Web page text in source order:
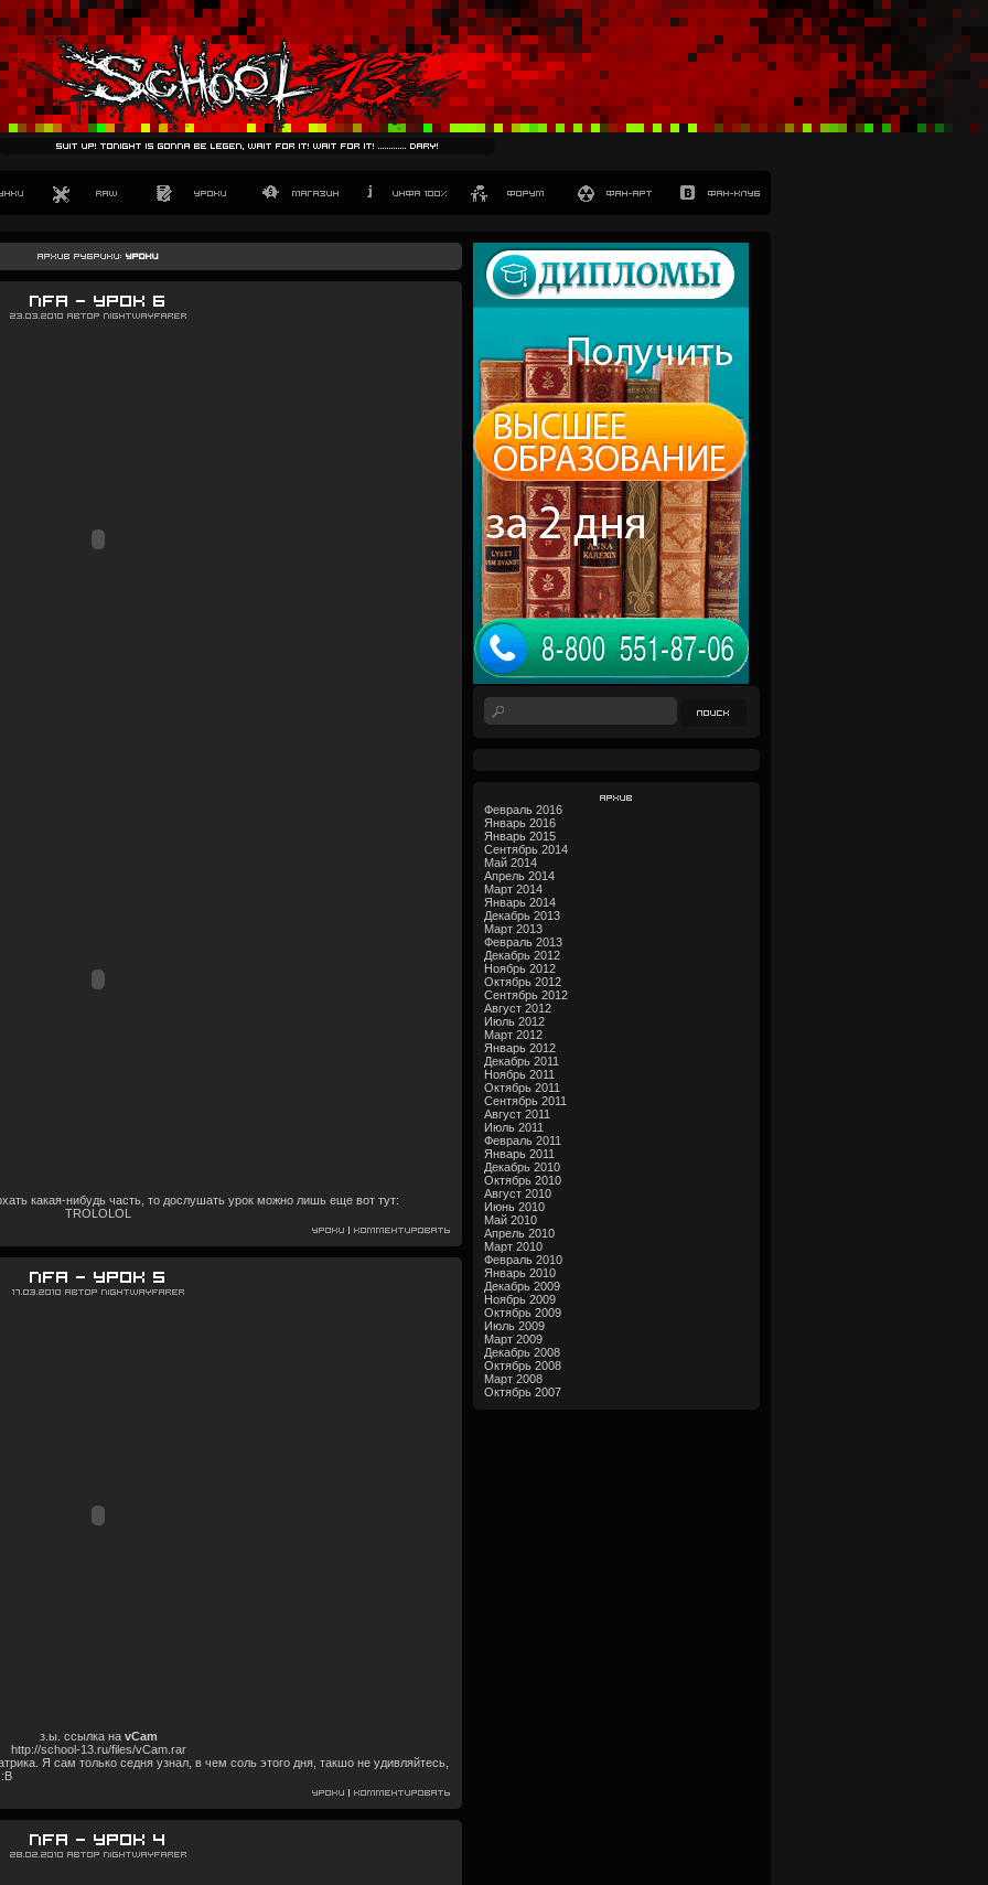
suit up! tonight is gonna be legen, wait for it! wait for it! ............. dary!
Архив рубрики: Уроки
NFA — Урок 6
23.03.2010 Автор Nightwayfarer
какая-нибудь часть, то дослушать урок можно лишь еще вот тут:
TROLOLOL
Уроки Комментировать
NFA — Урок 5
17.03.2010 Автор Nightwayfarer
з.ы. ссылка на vCam
http://school-13.ru/files/vCam.rar
Я сам только седня узнал, в чем соль этого дня, такшо не удивляйтесь,
:В
Уроки Комментировать
NFA — Урок 4
28.02.2010 Автор Nightwayfarer
Архив
Февраль 2016
Январь 2016
Январь 2015
Сентябрь 2014
Май 2014
Апрель 2014
Март 2014
Январь 2014
Декабрь 2013
Март 2013
Февраль 2013
Декабрь 2012
Ноябрь 2012
Октябрь 2012
Сентябрь 2012
Август 2012
Июль 2012
Март 2012
Январь 2012
Декабрь 2011
Ноябрь 2011
Октябрь 2011
Сентябрь 2011
Август 2011
Июль 2011
Февраль 2011
Январь 2011
Декабрь 2010
Октябрь 2010
Август 2010
Июнь 2010
Май 2010
Апрель 2010
Март 2010
Февраль 2010
Январь 2010
Декабрь 2009
Ноябрь 2009
Октябрь 2009
Июль 2009
Март 2009
Декабрь 2008
Октябрь 2008
Март 2008
Октябрь 2007